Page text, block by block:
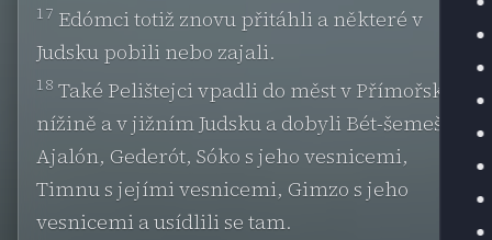
17 Edómci totiž znovu přitáhli a některé v
Judsku pobili nebo zajali.
18 Také Pelištejci vpadli do měst v Přímořské
nížině a v jižním Judsku a dobyli Bét-šemeš,
Ajalón, Gederót, Sóko s jeho vesnicemi,
Timnu s jejími vesnicemi, Gimzo s jeho
vesnicemi a usídlili se tam.